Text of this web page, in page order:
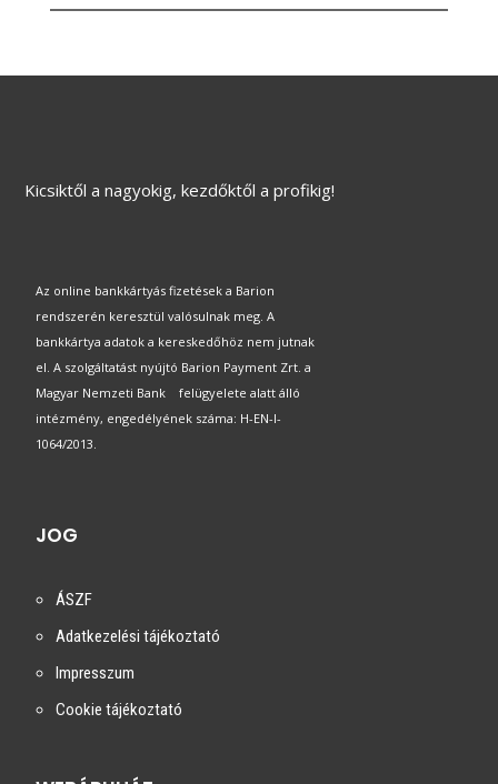
Kicsiktől a nagyokig, kezdőktől a profikig!
Az online bankkártyás fizetések a Barion
rendszerén keresztül valósulnak meg. A
bankkártya adatok a kereskedőhöz nem jutnak
el. A szolgáltatást nyújtó Barion Payment Zrt. a
Magyar Nemzeti Bank felügyelete alatt álló
intézmény, engedélyének száma: H-EN-I-
1064/2013.
JOG
ÁSZF
Adatkezelési tájékoztató
Impresszum
Cookie tájékoztató